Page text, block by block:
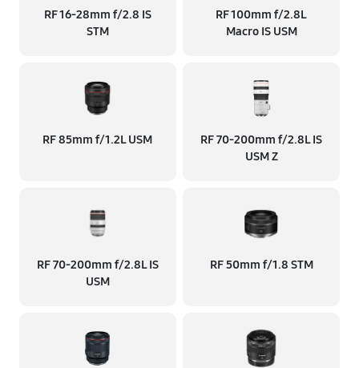
RF 16‑28mm f/2.8 IS
STM
RF 100mm f/2.8L
Macro IS USM
RF 85mm f/1.2L USM
RF 70‑200mm f/2.8L IS
USM Z
RF 70‑200mm f/2.8L IS
USM
RF 50mm f/1.8 STM